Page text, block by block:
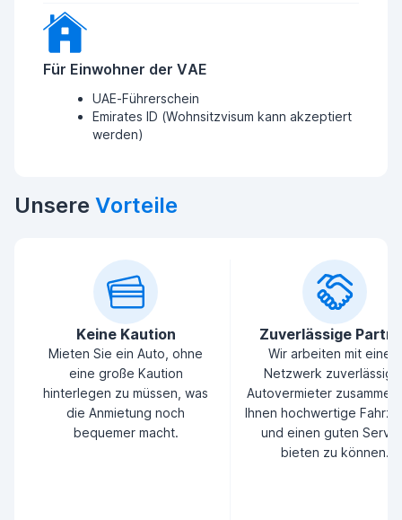
Für Einwohner der VAE
UAE-Führerschein
Emirates ID (Wohnsitzvisum kann akzeptiert
werden)
Unsere Vorteile
Keine Kaution
Mieten Sie ein Auto, ohne
eine große Kaution
hinterlegen zu müssen, was
die Anmietung noch
bequemer macht.
Zuverlässige
Wir arbeiten mit einem
Netzwerk
Autovermieter
Ihnen hochwertige
und einen guten
bieten zu können.